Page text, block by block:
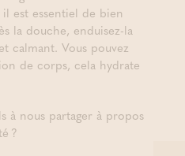
est essentiel de bien
la douche, enduisez-la
calmant. Vous pouvez
de corps, cela hydrate
à nous partager à propos
?